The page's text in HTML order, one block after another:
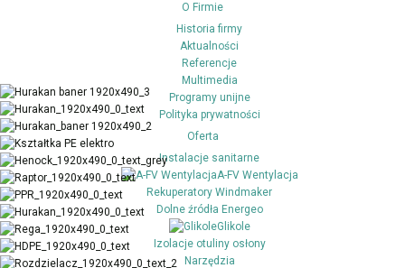
O Firmie
Historia firmy
Aktualności
Referencje
Multimedia
Programy unijne
Polityka prywatności
Oferta
Instalacje sanitarne
A-FV Wentylacja
Rekuperatory Windmaker
Dolne źródła Energeo
Glikole
Izolacje otuliny osłony
Narzędzia